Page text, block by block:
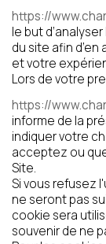
https://
le but
du site afin
et votre
Lors de votre
https://
informe de la
indiquer votre
acceptez ou
Site.
Si vous refusez
ne seront pas
cookie sera
souvenir de ne